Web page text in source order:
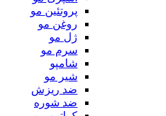
پروتئین مو
روغن مو
ژل مو
سرم مو
شامپو
شیر مو
ضد ریزش
ضد شوره